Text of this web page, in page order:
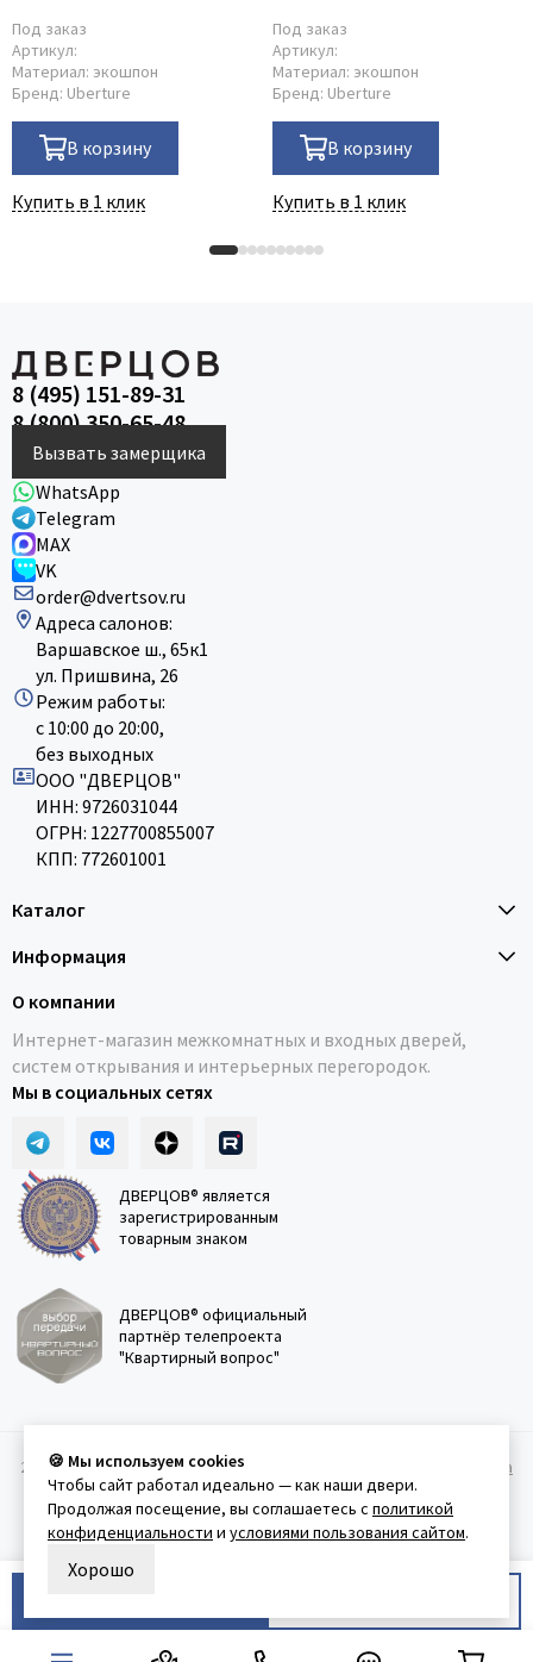
Под заказ
Артикул:
Материал: экошпон
Бренд: Uberture
В корзину
Купить в 1 клик
Под заказ
Артикул:
Материал: экошпон
Бренд: Uberture
В корзину
Купить в 1 клик
8 (495) 151-89-31
8 (800) 350-65-48
Вызвать замерщика
WhatsApp
Telegram
MAX
VK
order@dvertsov.ru
Адреса салонов:
Варшавское ш., 65к1
ул. Пришвина, 26
Режим работы:
с 10:00 до 20:00,
без выходных
ООО "ДВЕРЦОВ"
ИНН: 9726031044
ОГРН: 1227700855007
КПП: 772601001
Каталог
Информация
О компании
Интернет-магазин межкомнатных и входных дверей,
систем открывания и интерьерных перегородок.
Мы в социальных сетях
ДВЕРЦОВ® является
зарегистрированным
товарным знаком
ДВЕРЦОВ® официальный
партнёр телепроекта
"Квартирный вопрос"
2011-2026 © Дверцов. Карта сайта
Политика
конфеденциальности Условия использования сайта
🍪 Мы используем cookies
Чтобы сайт работал идеально — как наши двери.
Продолжая посещение, вы соглашаетесь с политикой
конфиденциальности и условиями пользования сайтом.
Хорошо